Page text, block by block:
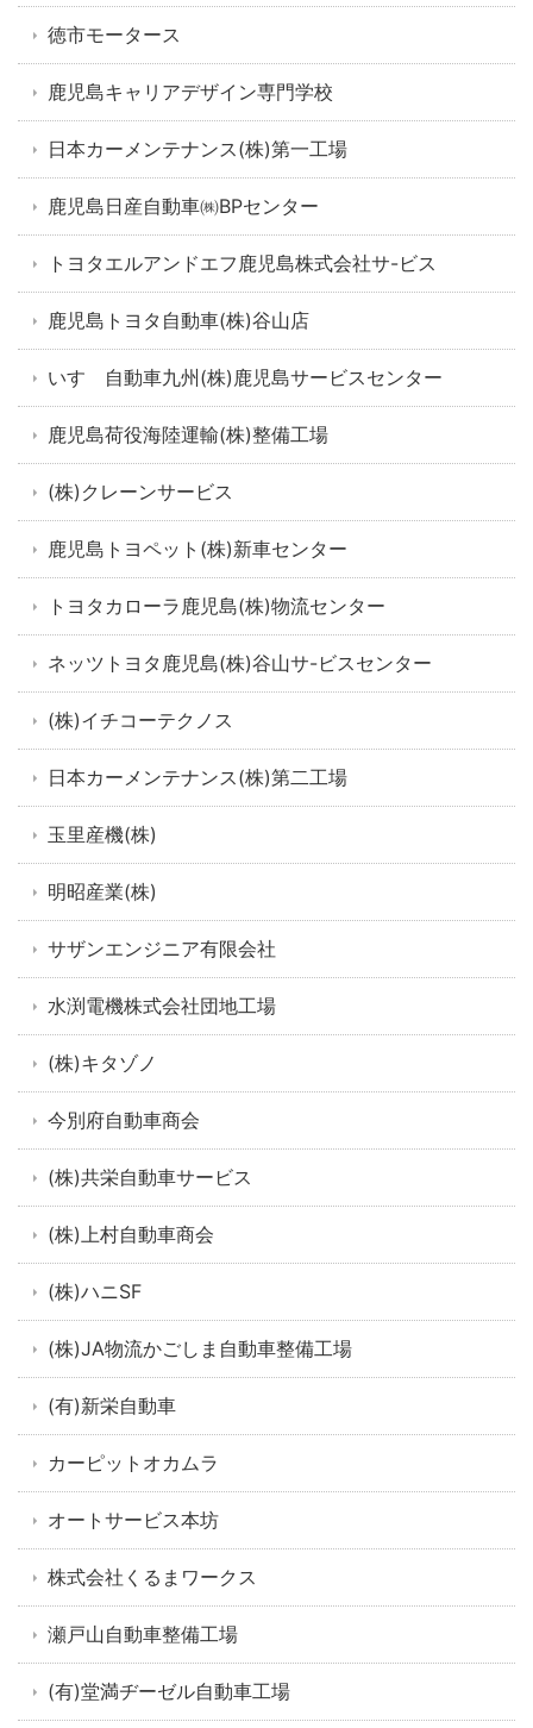
徳市モータース
鹿児島キャリアデザイン専門学校
日本カーメンテナンス(株)第一工場
鹿児島日産自動車㈱BPセンター
トヨタエルアンドエフ鹿児島株式会社サ-ビス
鹿児島トヨタ自動車(株)谷山店
いすゞ自動車九州(株)鹿児島サービスセンター
鹿児島荷役海陸運輸(株)整備工場
(株)クレーンサービス
鹿児島トヨペット(株)新車センター
トヨタカローラ鹿児島(株)物流センター
ネッツトヨタ鹿児島(株)谷山サ-ビスセンター
(株)イチコーテクノス
日本カーメンテナンス(株)第二工場
玉里産機(株)
明昭産業(株)
サザンエンジニア有限会社
水渕電機株式会社団地工場
(株)キタゾノ
今別府自動車商会
(株)共栄自動車サービス
(株)上村自動車商会
(株)ハニSF
(株)JA物流かごしま自動車整備工場
(有)新栄自動車
カーピットオカムラ
オートサービス本坊
株式会社くるまワークス
瀬戸山自動車整備工場
(有)堂満ヂーゼル自動車工場